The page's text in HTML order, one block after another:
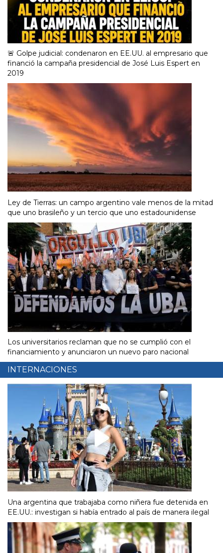
🚨 Golpe judicial: condenaron en EE.UU. al empresario que
financió la campaña presidencial de José Luis Espert en
2019
Ley de Tierras: un campo argentino vale menos de la mitad
que uno brasileño y un tercio que uno estadounidense
Los universitarios reclaman que no se cumplió con el
financiamiento y anunciaron un nuevo paro nacional
INTERNACIONES
Una argentina que trabajaba como niñera fue detenida en
EE.UU.: investigan si había entrado al país de manera ilegal